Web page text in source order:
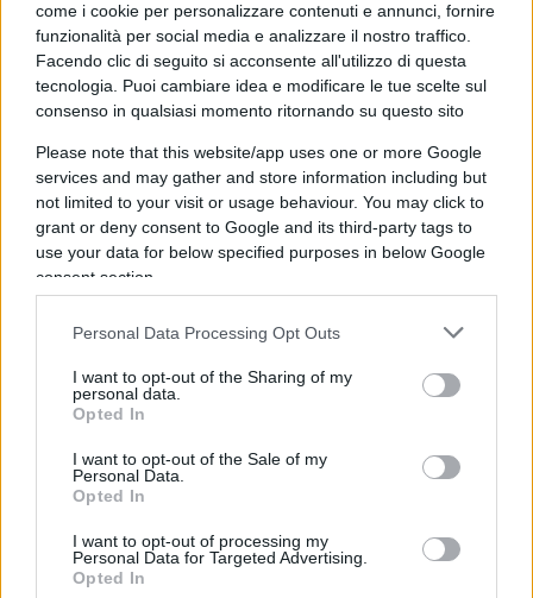
come i cookie per personalizzare contenuti e annunci, fornire
funzionalità per social media e analizzare il nostro traffico.
Facendo clic di seguito si acconsente all'utilizzo di questa
tecnologia. Puoi cambiare idea e modificare le tue scelte sul
consenso in qualsiasi momento ritornando su questo sito
Please note that this website/app uses one or more Google
services and may gather and store information including but
not limited to your visit or usage behaviour. You may click to
grant or deny consent to Google and its third-party tags to
use your data for below specified purposes in below Google
consent section.
Personal Data Processing Opt Outs
I want to opt-out of the Sharing of my
personal data.
Opted In
I want to opt-out of the Sale of my
Personal Data.
Opted In
I want to opt-out of processing my
Personal Data for Targeted Advertising.
Opted In
Parallelamente cresce anche il peso del welfare
complessivo (esclusa la sanità), con le cosiddette
prestazioni sociali in denaro– che
comprendono sostegni al reddito, sussidi e
misure a favore delle famiglie – destinate a
passare da circa 446 miliardi del 2024 a 484,6
miliardi nel 2027. Si tratta di un incremento del
3,4% previsto entro la fine del 2025, seguito da un
+2,6% nel 2026 e un +2,5% nel 2027. Il loro
Il Dfp sottolinea che questi tassi di crescita
riflettono diversi fattori: dalle normative in vigore,
composizione delle varie prestazioni. Inoltre, si
osserva che tra il 2019 e il 2024 la spesa per
prestazioni sociali in denaro è cresciuta in media
del 4,2% annuo, una dinamica che si prevede